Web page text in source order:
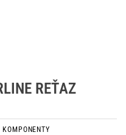
REŤAZ
KOMPONENTY